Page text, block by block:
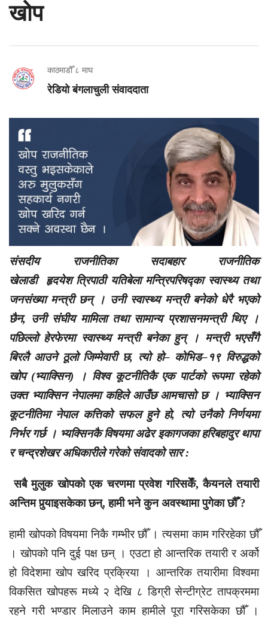
खोप
काठमाडौँ ८ माघ
रेडियो बंगलाचुली संवाददाता
संसदीय राजनीतिका सदाबहार राजनीतिक
खेलाडी हृदयेश त्रिपाठी यतिबेला मन्त्रिपरिषद्का स्वास्थ्य तथा
जनसंख्या मन्त्री छन् । उनी स्वास्थ्य मन्त्री बनेको धेरै भएको
छैन, उनी संघीय मामिला तथा सामान्य प्रशासनमन्त्री थिए ।
पछिल्लो हेरफेरमा स्वास्थ्य मन्त्री बनेका हुन् । मन्त्री भएसँगै
बिरलै आउने ठूलो जिम्मेवारी छ, त्यो हो– कोभिड–१९ विरुद्धको
खोप (भ्याक्सिन) । विश्व कूटनीतिकै एक पार्टको रूपमा रहेको
उक्त भ्याक्सिन नेपालमा कहिले आउँछ आमचासो छ । भ्याक्सिन
कूटनीतिमा नेपाल कत्तिको सफल हुने हो, त्यो उनैको निर्णयमा
निर्भर गर्छ । भ्यक्सिनकै विषयमा अढेर इकागजका हरिबहादुर थापा
र चन्द्रशेखर अधिकारीले गरेको संवादको सार :
सबै मुलुक खोपको एक चरणमा प्रवेश गरिसकेँ, कैयनले तयारी
अन्तिम पुर्‍याइसकेका छन्, हामी भने कुन अवस्थामा पुगेका छौँ ?
हामी खोपको विषयमा निकै गम्भीर छौँ । त्यसमा काम गरिरहेका छौँ
। खोपको पनि दुई पक्ष छन् । एउटा हो आन्तरिक तयारी र अर्को
हो विदेशमा खोप खरिद प्रक्रिया । आन्तरिक तयारीमा विश्वमा
विकसित खोपहरू मध्ये २ देखि ८ डिग्री सेन्टीग्रेट तापक्रममा
रहने गरी भण्डार मिलाउने काम हामीले पूरा गरिसकेका छौँ ।